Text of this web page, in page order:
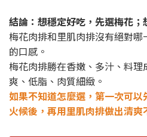
結論：想穩定好吃，先選梅花
梅花肉排和里肌肉排沒有絕對
的口感。
梅花肉排勝在香嫩、多汁、料
爽、低脂、肉質細緻。
如果不知道怎麼選，第一次可
火候後，再用里肌肉排做出清爽